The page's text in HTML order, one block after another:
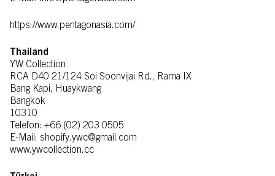
https://www.pentagonasia.com/
Thailand
YW Collection
RCA D40 21/124 Soi Soonvijai Rd., Rama IX
Bang Kapi, Huaykwang
Bangkok
10310
Telefon: +66 (02) 203 0505
E-Mail: shopify.ywc@gmail.com
www.ywcollection.cc